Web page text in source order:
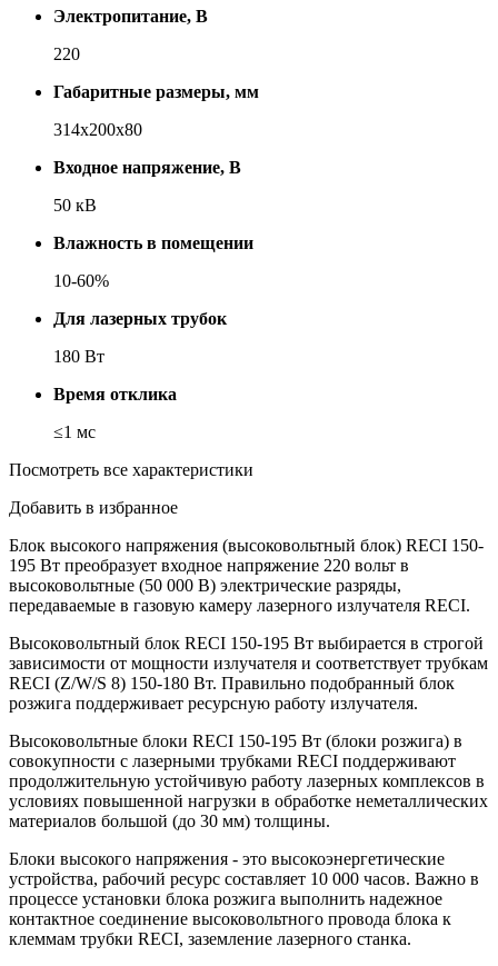
Электропитание, В
220
Габаритные размеры, мм
314x200x80
Входное напряжение, В
50 кВ
Влажность в помещении
10-60%
Для лазерных трубок
180 Вт
Время отклика
≤1 мс
Посмотреть все характеристики
Добавить в избранное
Блок высокого напряжения (высоковольтный блок) RECI 150-
195 Вт преобразует входное напряжение 220 вольт в
высоковольтные (50 000 В) электрические разряды,
передаваемые в газовую камеру лазерного излучателя RECI.
Высоковольтный блок RECI 150-195 Вт выбирается в строгой
зависимости от мощности излучателя и соответствует трубкам
RECI (Z/W/S 8) 150-180 Вт. Правильно подобранный блок
розжига поддерживает ресурсную работу излучателя.
Высоковольтные блоки RECI 150-195 Вт (блоки розжига) в
совокупности с лазерными трубками RECI поддерживают
продолжительную устойчивую работу лазерных комплексов в
условиях повышенной нагрузки в обработке неметаллических
материалов большой (до 30 мм) толщины.
Блоки высокого напряжения - это высокоэнергетические
устройства, рабочий ресурс составляет 10 000 часов. Важно в
процессе установки блока розжига выполнить надежное
контактное соединение высоковольтного провода блока к
клеммам трубки RECI, заземление лазерного станка.